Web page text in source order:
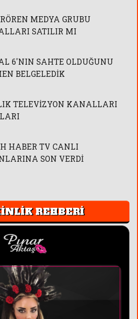
MEDYA GRUBU
SATILIR MI
6'NIN SAHTE OLDUĞUNU
BELGELEDİK
TELEVİZYON KANALLARI
HABER TV CANLI
SON VERDİ
REHBERİ